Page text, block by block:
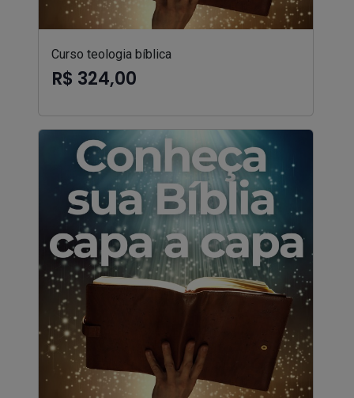
Curso teologia bíblica
R$ 324,00